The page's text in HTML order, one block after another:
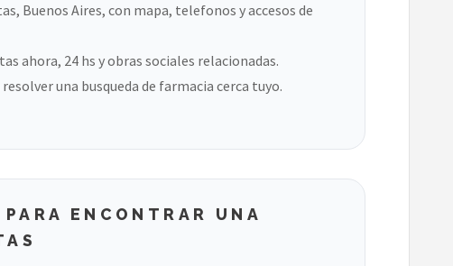
Buenos Aires, con mapa, telefonos y accesos de
ahora, 24 hs y obras sociales relacionadas.
una busqueda de farmacia cerca tuyo.
ENCONTRAR UNA